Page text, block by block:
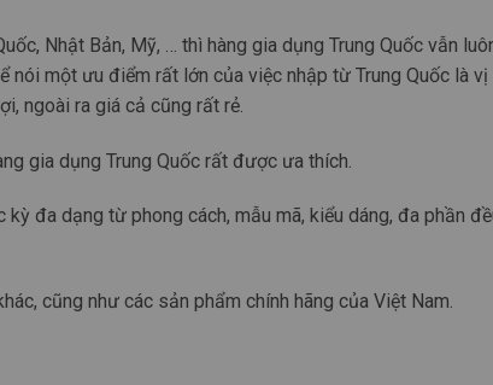
Nhật Bản, Mỹ, … thì hàng gia dụng Trung Quốc vẫn
một ưu điểm rất lớn của việc nhập từ Trung Quốc là vị
ngoài ra giá cả cũng rất rẻ.
gia dụng Trung Quốc rất được ưa thích.
đa dạng từ phong cách, mẫu mã, kiểu dáng, đa phần
cũng như các sản phẩm chính hãng của Việt Nam.